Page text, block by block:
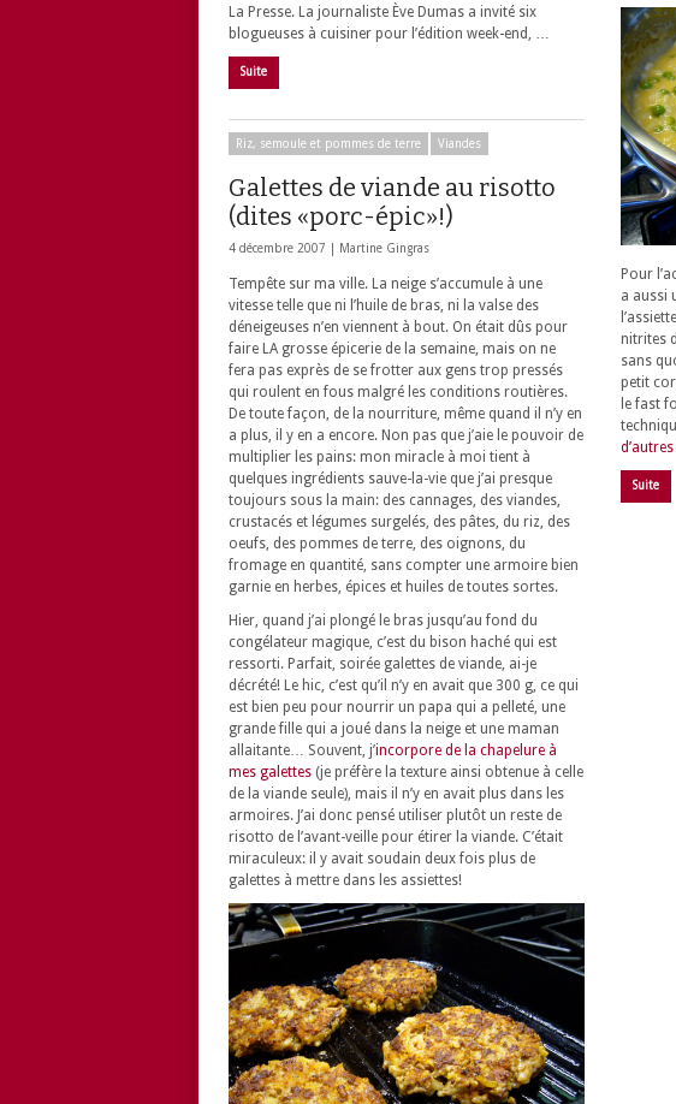
La Presse. La journaliste Ève Dumas a invité six
blogueuses à cuisiner pour l’édition week-end, …
Suite
Pour
a aussi
nitrites
sans
petit
le fast
Suite
Riz, semoule et pommes de terre Viandes
Galettes de viande au risotto
(dites «porc-épic»!)
4 décembre 2007 | Martine Gingras
Tempête sur ma ville. La neige s’accumule à une
vitesse telle que ni l’huile de bras, ni la valse des
déneigeuses n’en viennent à bout. On était dûs pour
faire LA grosse épicerie de la semaine, mais on ne
fera pas exprès de se frotter aux gens trop pressés
qui roulent en fous malgré les conditions routières.
De toute façon, de la nourriture, même quand il n’y en
a plus, il y en a encore. Non pas que j’aie le pouvoir de
multiplier les pains: mon miracle à moi tient à
quelques ingrédients sauve-la-vie que j’ai presque
toujours sous la main: des cannages, des viandes,
crustacés et légumes surgelés, des pâtes, du riz, des
oeufs, des pommes de terre, des oignons, du
fromage en quantité, sans compter une armoire bien
garnie en herbes, épices et huiles de toutes sortes.
Hier, quand j’ai plongé le bras jusqu’au fond du
congélateur magique, c’est du bison haché qui est
ressorti. Parfait, soirée galettes de viande, ai-je
décrété! Le hic, c’est qu’il n’y en avait que 300 g, ce qui
est bien peu pour nourrir un papa qui a pelleté, une
grande fille qui a joué dans la neige et une maman
allaitante… Souvent, j’incorpore de la chapelure à
mes galettes (je préfère la texture ainsi obtenue à celle
de la viande seule), mais il n’y en avait plus dans les
armoires. J’ai donc pensé utiliser plutôt un reste de
risotto de l’avant-veille pour étirer la viande. C’était
miraculeux: il y avait soudain deux fois plus de
galettes à mettre dans les assiettes!